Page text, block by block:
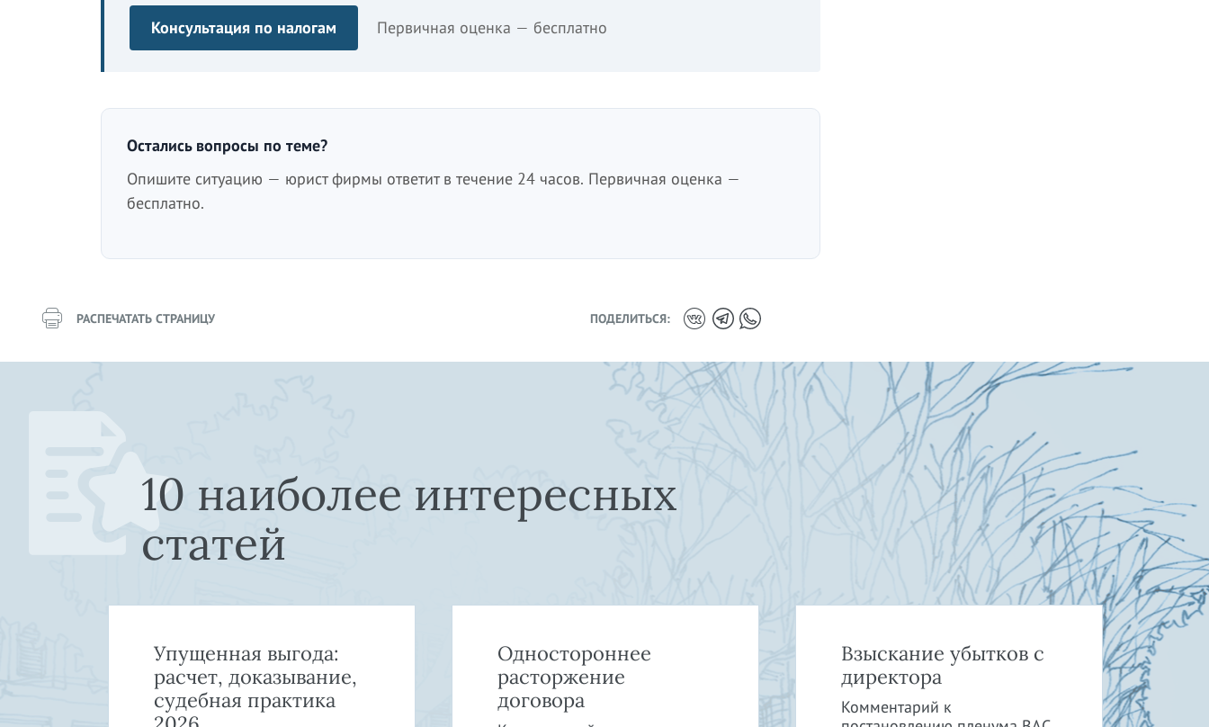
Консультация по налогам Первичная оценка — бесплатно
Остались вопросы по теме?
Опишите ситуацию — юрист фирмы ответит в течение 24 часов. Первичная оценка —
бесплатно.
РАСПЕЧАТАТЬ СТРАНИЦУ ПОДЕЛИТЬСЯ:
10 наиболее интересных
статей
Упущенная выгода:
расчет, доказывание,
судебная практика
Одностороннее
расторжение
договора
Взыскание убытков с
директора
Комментарий к